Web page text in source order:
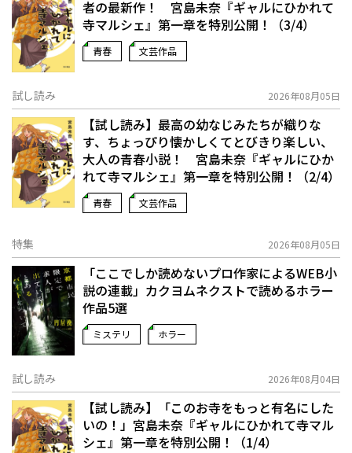
者の最新作！ 宮島未奈『ギャルにひかれて
寺マルシェ』第一章を特別公開！（3/4）
青春 文芸作品
試し読み 2026年08月05日
【試し読み】最高の幼なじみたちが織りな
す、ちょっぴり懐かしくてとびきり楽しい、
大人の青春小説！ 宮島未奈『ギャルにひか
れて寺マルシェ』第一章を特別公開！（2/4）
青春 文芸作品
特集 2026年08月05日
「ここでしか読めないプロ作家によるWEB小
説の連載」――カクヨムネクストで読めるホラー
作品5選
ミステリ ホラー
試し読み 2026年08月04日
【試し読み】「このお寺をもっと有名にした
いの！」宮島未奈『ギャルにひかれて寺マル
シェ』第一章を特別公開！（1/4）